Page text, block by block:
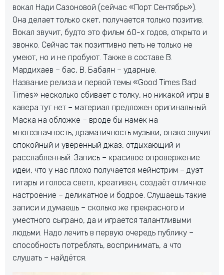
вокал Нади Сазоновой (сейчас «Порт Сентябрь»).
Она делает только скет, получается только позитив.
Вокал звучит, будто это фильм 60-х годов, открыто и
звонко. Сейчас так позиттивно петь не только не
умеют, но и не пробуют. Также в составе В.
Мардихаев – бас, В. Бабаян – ударные.
Название релиза и первой темы «Good Times Bad
Times» несколько сбивает с толку, но никакой игры в
кавера тут нет – материал предложен оригинальный.
Маска на обложке – вроде бы намёк на
многозначность, драматичность музыки, онако звучит
спокойный и уверенный джаз, отдыхающий и
расслабленный. Запись – красивое опровержение
идеи, что у нас плохо получается мейнстрим – дуэт
гитары и голоса светл, креативен, создаёт отличное
настроение – деликатное и бодрое. Слушаешь такие
записи и думаешь – сколько же прекрасного и
уместного сыграно, да и играется талантливыми
людьми. Надо лечить в первую очередь публику –
способность потреблять, воспринимать, а что
слушать – найдётся.